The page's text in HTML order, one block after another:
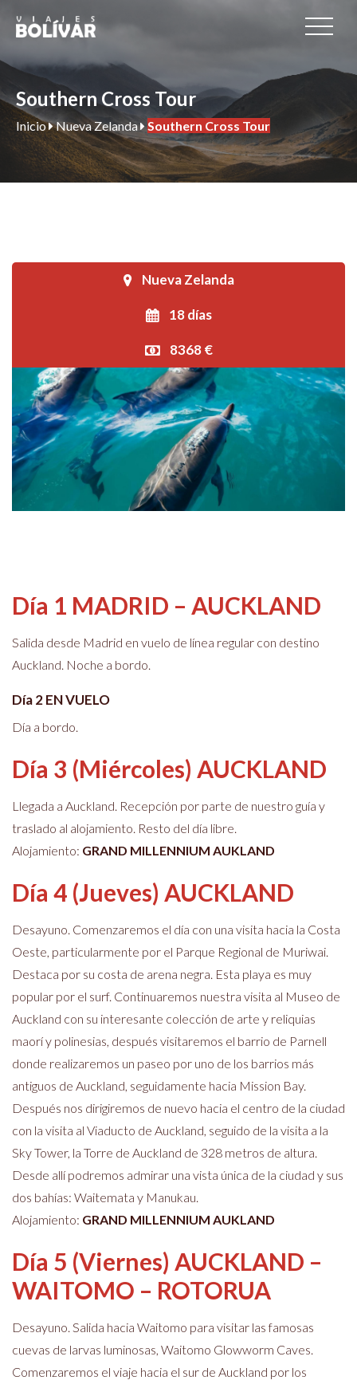
Southern Cross Tour
Inicio Nueva Zelanda Southern Cross Tour
Nueva Zelanda
18 días
8368 €
Día 1 MADRID – AUCKLAND
Salida desde Madrid en vuelo de línea regular con destino
Auckland. Noche a bordo.
Día 2 EN VUELO
Día a bordo.
Día 3 (Miércoles) AUCKLAND
Llegada a Auckland. Recepción por parte de nuestro guía y
traslado al alojamiento. Resto del día libre.
Alojamiento: GRAND MILLENNIUM AUKLAND
Día 4 (Jueves) AUCKLAND
Desayuno. Comenzaremos el día con una visita hacia la Costa
Oeste, particularmente por el Parque Regional de Muriwai.
Destaca por su costa de arena negra. Esta playa es muy
popular por el surf. Continuaremos nuestra visita al Museo de
Auckland con su interesante colección de arte y reliquias
maorí y polinesias, después visitaremos el barrio de Parnell
donde realizaremos un paseo por uno de los barrios más
antiguos de Auckland, seguidamente hacia Mission Bay.
Después nos dirigiremos de nuevo hacia el centro de la ciudad
con la visita al Viaducto de Auckland, seguido de la visita a la
Sky Tower, la Torre de Auckland de 328 metros de altura.
Desde allí podremos admirar una vista única de la ciudad y sus
dos bahías: Waitemata y Manukau.
Alojamiento: GRAND MILLENNIUM AUKLAND
Día 5 (Viernes) AUCKLAND –
WAITOMO – ROTORUA
Desayuno. Salida hacia Waitomo para visitar las famosas
cuevas de larvas luminosas, Waitomo Glowworm Caves.
Comenzaremos el viaje hacia el sur de Auckland por los